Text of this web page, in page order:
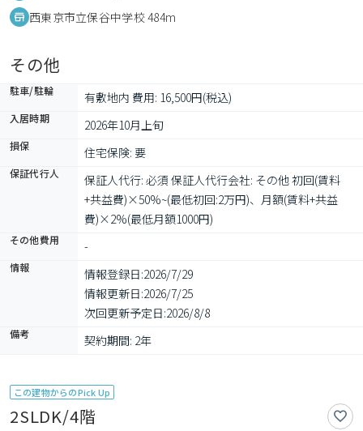
西東京市立保谷中学校 484m
その他
駐車/駐輪 有敷地内 費用: 16,500円(税込)
入居時期 2026年10月上旬
損保 住宅保険: 要
保証代行人
保証人代行: 必須 保証人代行会社: その他 初回(賃料
+共益費)×50%~(最低初回:2万円)、月額(賃料+共益
費)×2%(最低月額1000円)
その他費用 -
情報 情報登録日:2026/7/29
情報更新日:2026/7/25
次回更新予定日:2026/8/8
備考 契約期間: 2年
この建物からのPick Up
2SLDK/4階